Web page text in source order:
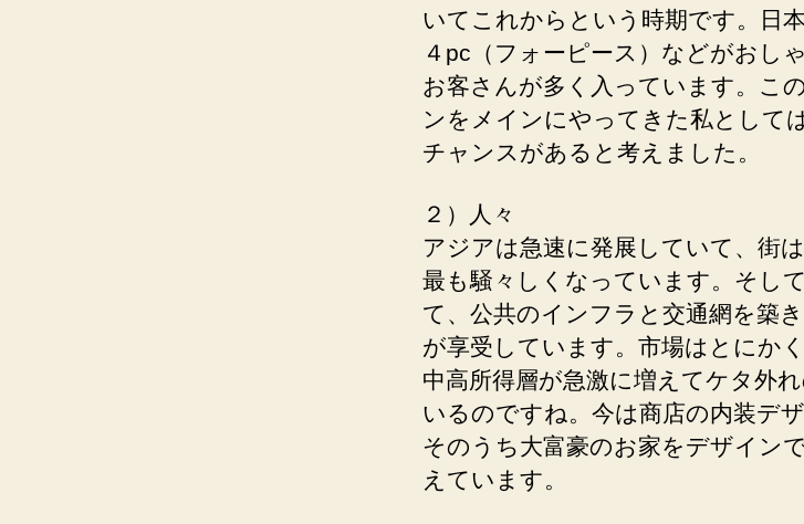
いてこれからという時期です。日
４pc（フォーピース）などがおし
お客さんが多く入っています。こ
ンをメインにやってきた私として
チャンスがあると考えました。
２）人々
アジアは急速に発展していて、街
最も騒々しくなっています。そし
て、公共のインフラと交通網を築
が享受しています。市場はとにか
中高所得層が急激に増えてケタ外
いるのですね。今は商店の内装デ
そのうち大富豪のお家をデザイン
えています。